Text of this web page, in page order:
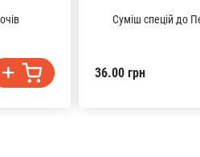
Суміш спецій до
36.00 грн